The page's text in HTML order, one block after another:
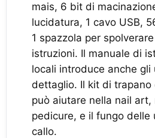
mais, 6 bit di
lucidatura, 1 cavo USB,
1 spazzola per
istruzioni. Il manuale di
locali introduce anche gli
dettaglio. Il kit di trapano
può aiutare nella nail art,
pedicure, e il fungo delle
callo.